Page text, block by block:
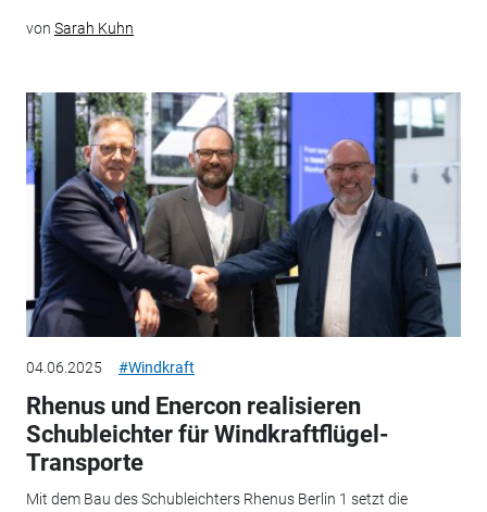
von Sarah Kuhn
04.06.2025 #Windkraft
Rhenus und Enercon realisieren
Schubleichter für Windkraftflügel-
Transporte
Mit dem Bau des Schubleichters Rhenus Berlin 1 setzt die